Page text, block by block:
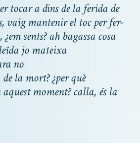
tocar a dins de la ferida de
vaig mantenir el toc per fer-
sents? ah bagassa cosa
jo mateixa
no
de la mort? ¿per què
aquest moment? calla, és la